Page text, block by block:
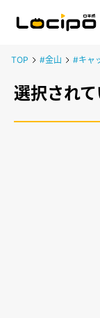
TOP #金山 #キャ
選択され